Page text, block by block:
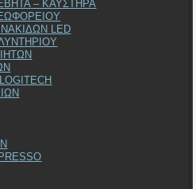
– ΚΑΥΣΤΗΡΑ
LED